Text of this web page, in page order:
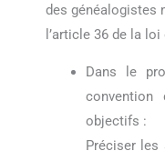
des généalogistes
l’article 36 de la
Dans le
convention
objectifs :
Préciser